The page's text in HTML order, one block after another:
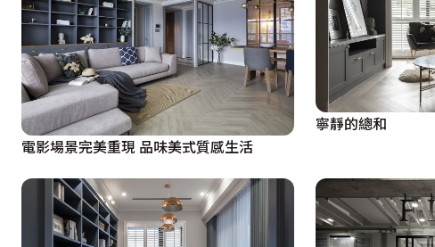
電影場景完美重現 品味美式質感生活
寧靜的總和